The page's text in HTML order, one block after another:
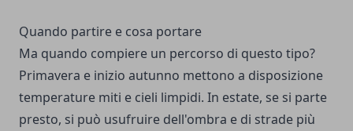
Quando partire e cosa portare
Ma quando compiere un percorso di questo tipo?
Primavera e inizio autunno mettono a disposizione
temperature miti e cieli limpidi. In estate, se si parte
presto, si può usufruire dell'ombra e di strade più